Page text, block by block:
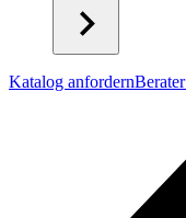
Katalog anfordern